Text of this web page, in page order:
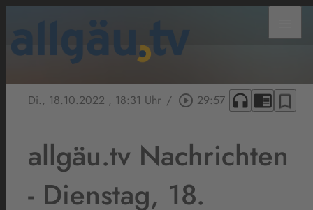
Di., 18.10.2022 , 18:31 Uhr / play_circle_outline 29:57 headphones chrome_reader_mode bookmark_border
allgäu.tv Nachrichten
- Dienstag, 18.